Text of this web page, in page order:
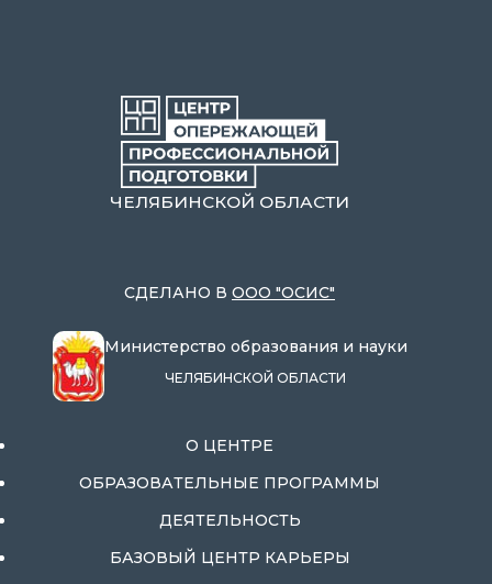
ЧЕЛЯБИНСКОЙ ОБЛАСТИ
СДЕЛАНО В ООО "ОСИС"
Министерство образования и науки
ЧЕЛЯБИНСКОЙ ОБЛАСТИ
О ЦЕНТРЕ
ОБРАЗОВАТЕЛЬНЫЕ ПРОГРАММЫ
ДЕЯТЕЛЬНОСТЬ
БАЗОВЫЙ ЦЕНТР КАРЬЕРЫ